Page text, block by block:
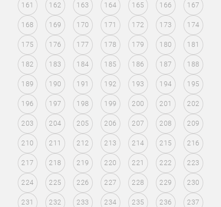
161 162 163 164 165 166 167
168 169 170 171 172 173 174
175 176 177 178 179 180 181
182 183 184 185 186 187 188
189 190 191 192 193 194 195
196 197 198 199 200 201 202
203 204 205 206 207 208 209
210 211 212 213 214 215 216
217 218 219 220 221 222 223
224 225 226 227 228 229 230
231 232 233 234 235 236 237